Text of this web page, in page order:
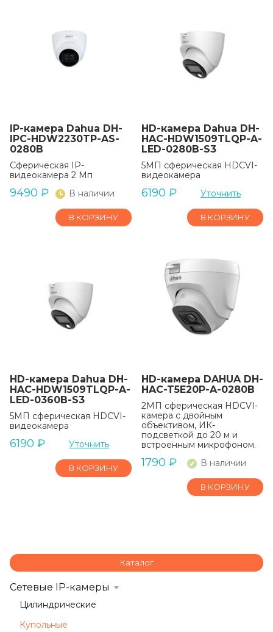
IP-камера Dahua DH-
IPC-HDW2230TP-AS-
0280B
Сферическая IP-
видеокамера 2 Мп
9490 ₽ В наличии
В КОРЗИНУ
HD-камера Dahua DH-
HAC-HDW1509TLQP-A-
LED-0280B-S3
5МП сферическая HDCVI-
видеокамера
6190 ₽ Уточнить
В КОРЗИНУ
HD-камера Dahua DH-
HAC-HDW1509TLQP-A-
LED-0360B-S3
5МП сферическая HDCVI-
видеокамера
6190 ₽ Уточнить
В КОРЗИНУ
HD-камера DAHUA DH-
HAC-T5E20P-A-0280B
2МП сферическая HDCVI-
камера с двойным
объективом, ИК-
подсветкой до 20 м и
встроенным микрофоном.
1790 ₽ В наличии
В КОРЗИНУ
Каталог
Сетевые IP-камеры
Цилиндрические
Купольные